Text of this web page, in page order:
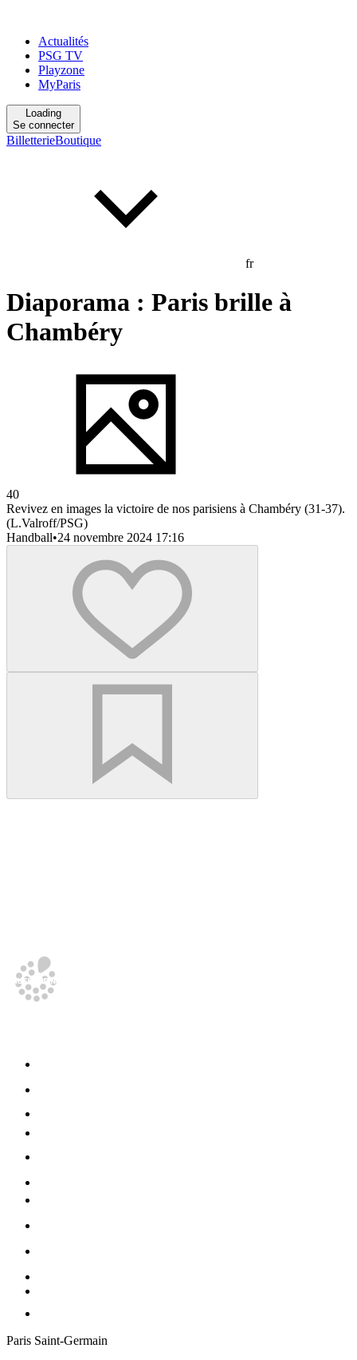
Actualités
PSG TV
Playzone
MyParis
Loading
Se connecter
BilletterieBoutique
fr
Diaporama : Paris brille à
Chambéry
40
Revivez en images la victoire de nos parisiens à Chambéry (31-37).
(L.Valroff/PSG)
Handball•24 novembre 2024 17:16
Paris Saint-Germain